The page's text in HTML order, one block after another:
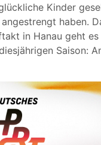
Kinder
haben.
in Hanau geht
Saison: